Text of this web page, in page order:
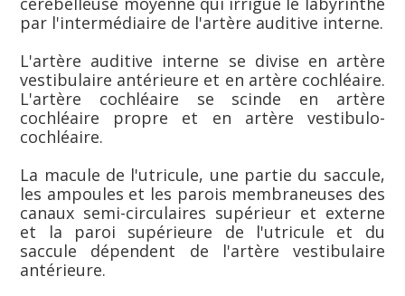
par l'intermédiaire de l'artère auditive interne.
L'artère auditive interne se divise en artère
vestibulaire antérieure et en artère cochléaire.
L'artère cochléaire se scinde en artère
cochléaire propre et en artère vestibulo-
cochléaire.
La macule de l'utricule, une partie du saccule,
les ampoules et les parois membraneuses des
canaux semi-circulaires supérieur et externe
et la paroi supérieure de l'utricule et du
saccule dépendent de l'artère vestibulaire
antérieure.